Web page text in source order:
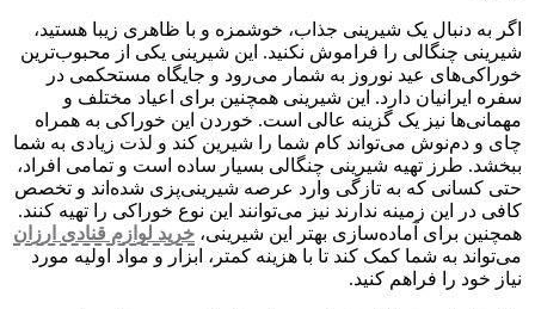
اگر به دنبال یک شیرینی جذاب، خوشمزه و با ظاهری زیبا هستید،
شیرینی چنگالی را فراموش نکنید. این شیرینی یکی از محبوب‌ترین
خوراکی‌های عید نوروز به شمار می‌رود و جایگاه مستحکمی در
سفره ایرانیان دارد. این شیرینی همچنین برای اعیاد مختلف و
مهمانی‌ها نیز یک گزینه عالی است. خوردن این خوراکی به همراه
چای و دم‌نوش می‌تواند کام شما را شیرین کند و لذت زیادی به شما
ببخشد. طرز تهیه شیرینی چنگالی بسیار ساده است و تمامی افراد،
حتی کسانی که به تازگی وارد عرصه شیرینی‌پزی شده‌اند و تخصص
کافی در این زمینه ندارند نیز می‌توانند این نوع خوراکی را تهیه کنند.
همچنین برای آماده‌سازی بهتر این شیرینی، خرید لوازم قنادی ارزان
می‌تواند به شما کمک کند تا با هزینه کمتر، ابزار و مواد اولیه مورد
نیاز خود را فراهم کنید.